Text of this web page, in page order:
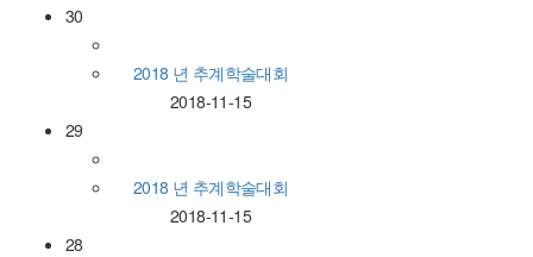
30
2018 년 추계학술대회
2018-11-15
29
2018 년 추계학술대회
2018-11-15
28